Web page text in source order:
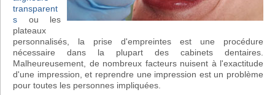
transparent
s ou les
plateaux
personnalisés, la prise d'empreintes est une procédure
nécessaire dans la plupart des cabinets dentaires.
Malheureusement, de nombreux facteurs nuisent à l'exactitude
d'une impression, et reprendre une impression est un problème
pour toutes les personnes impliquées.